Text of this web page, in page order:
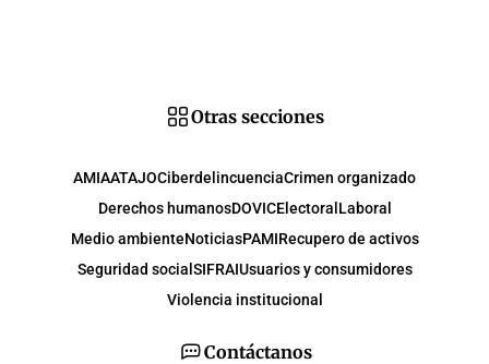
Contáctanos
Otras secciones
AMIAATAJOCiberdelincuenciaCrimen organizado
Derechos humanosDOVICElectoralLaboral
Medio ambienteNoticiasPAMIRecupero de activos
Seguridad socialSIFRAIUsuarios y consumidores
Violencia institucional